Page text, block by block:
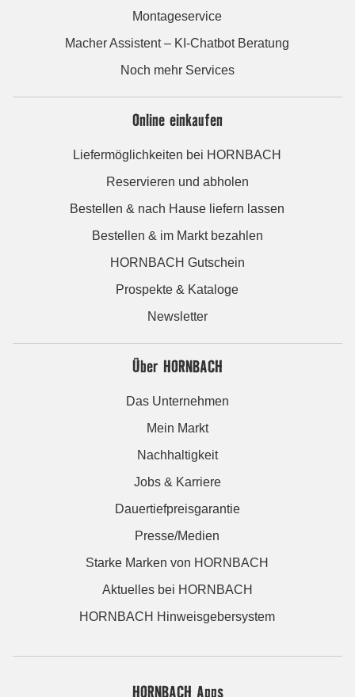
Montageservice
Macher Assistent – KI-Chatbot Beratung
Noch mehr Services
Online einkaufen
Liefermöglichkeiten bei HORNBACH
Reservieren und abholen
Bestellen & nach Hause liefern lassen
Bestellen & im Markt bezahlen
HORNBACH Gutschein
Prospekte & Kataloge
Newsletter
Über HORNBACH
Das Unternehmen
Mein Markt
Nachhaltigkeit
Jobs & Karriere
Dauertiefpreisgarantie
Presse/Medien
Starke Marken von HORNBACH
Aktuelles bei HORNBACH
HORNBACH Hinweisgebersystem
HORNBACH Apps